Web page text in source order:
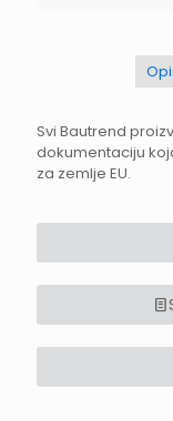
Svi Bautrend
dokumentaciju
za zemlje EU.